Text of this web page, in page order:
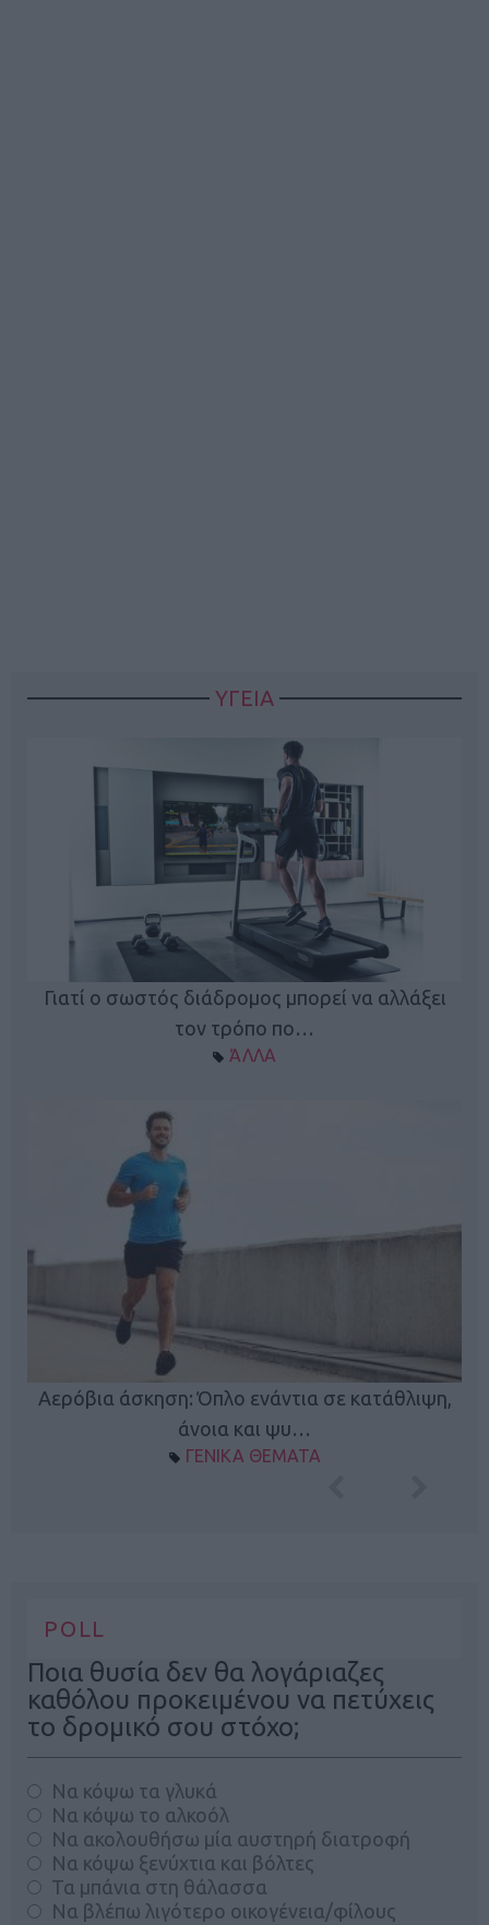
ΥΓΕΙΑ
Γιατί ο σωστός διάδρομος μπορεί να αλλάξει
τον τρόπο πο…
ΆΛΛΑ
Αερόβια άσκηση: Όπλο ενάντια σε κατάθλιψη,
άνοια και ψυ…
ΓΕΝΙΚΑ ΘΕΜΑΤΑ
POLL
Ποια θυσία δεν θα λογάριαζες
καθόλου προκειμένου να πετύχεις
το δρομικό σου στόχο;
Να κόψω τα γλυκά
Να κόψω το αλκοόλ
Να ακολουθήσω μία αυστηρή διατροφή
Να κόψω ξενύχτια και βόλτες
Τα μπάνια στη θάλασσα
Να βλέπω λιγότερο οικογένεια/φίλους